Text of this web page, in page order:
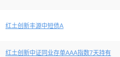
红土创新丰源中短债A
红土创新中证同业存单AAA指数7天持有